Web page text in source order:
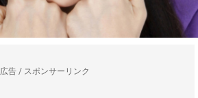
広告 / スポンサーリンク